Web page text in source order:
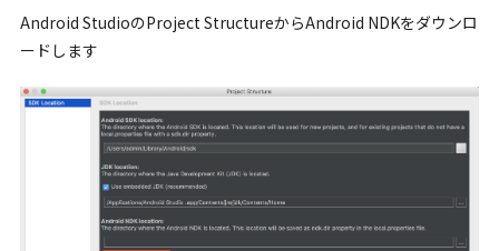
Android StudioのProject StructureからAndroid NDKをダウンロ
ードします